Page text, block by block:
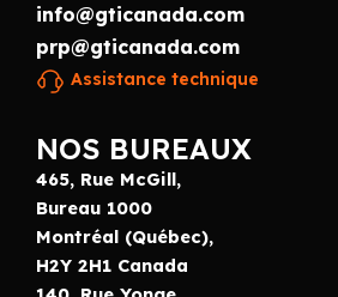
info@gticanada.com
prp@gticanada.com
Assistance technique
NOS BUREAUX
465, Rue McGill,
Bureau 1000
Montréal (Québec),
H2Y 2H1 Canada